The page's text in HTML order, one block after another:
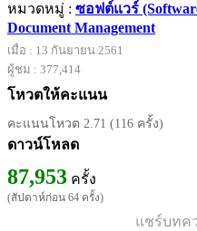
หมวดหมู่ : ซอฟต์แวร์
Document Management
เมื่อ : 13 กันยายน 2561
ผู้ชม : 377,414
โหวตให้คะแนน
คะแนนโหวต 2.71 (116 ครั้ง)
ดาวน์โหลด
87,953 ครั้ง
(สัปดาห์ก่อน 64 ครั้ง)
แชร์บทค